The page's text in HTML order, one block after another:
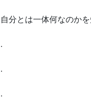
自分とは一体何なのかを
.
.
.